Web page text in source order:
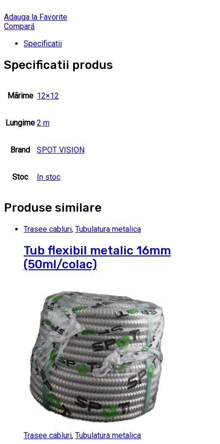
Adauga la Favorite
Compară
Specificatii
Specificatii produs
Mãrime 12×12
Lungime 2 m
Brand SPOT VISION
Stoc In stoc
Produse similare
Trasee cabluri, Tubulatura metalica
Tub flexibil metalic 16mm
(50ml/colac)
Trasee cabluri, Tubulatura metalica